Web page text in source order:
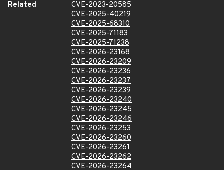
Related
CVE-2023-20585
CVE-2025-40219
CVE-2025-68310
CVE-2025-71183
CVE-2025-71238
CVE-2026-23168
CVE-2026-23209
CVE-2026-23236
CVE-2026-23237
CVE-2026-23239
CVE-2026-23240
CVE-2026-23245
CVE-2026-23246
CVE-2026-23253
CVE-2026-23260
CVE-2026-23261
CVE-2026-23262
CVE-2026-23264